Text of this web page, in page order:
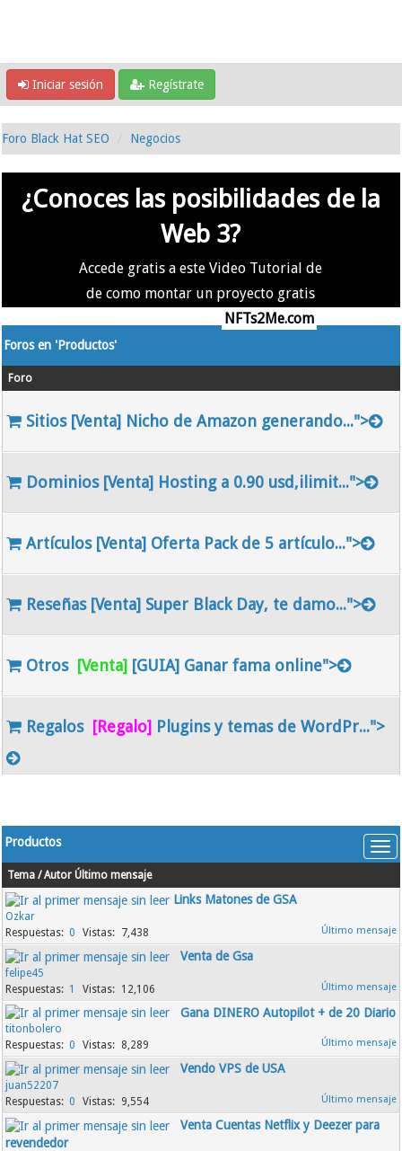
Iniciar sesión Regístrate
Foro Black Hat SEO Negocios
¿Conoces las posibilidades de la
Web 3?
Accede gratis a este Video Tutorial de
de como montar un proyecto gratis
NFTs2Me.com
Foros en 'Productos'
Foro
Sitios [Venta] Nicho de Amazon generando...">
Dominios [Venta] Hosting a 0.90 usd,ilimit...">
Artículos [Venta] Oferta Pack de 5 artículo...">
Reseñas [Venta] Super Black Day, te damo...">
Otros [Venta] [GUIA] Ganar fama online">
Regalos [Regalo] Plugins y temas de WordPr...">
Productos
Tema /Autor Último mensaje
Links Matones de GSA
Ozkar
0
7,438
Venta de Gsa
felipe45
1
12,106
Gana DINERO Autopilot + de 20 Diario
titonbolero
0
8,289
Vendo VPS de USA
juan52207
0
9,554
Venta Cuentas Netflix y Deezer para
revendedor